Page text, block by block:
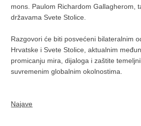
mons. Paulom Richardom Gallagherom,
državama Svete Stolice.
Razgovori će biti posvećeni bilateralnim
Hrvatske i Svete Stolice, aktualnim
promicanju mira, dijaloga i zaštite
suvremenim globalnim okolnostima.
Najave